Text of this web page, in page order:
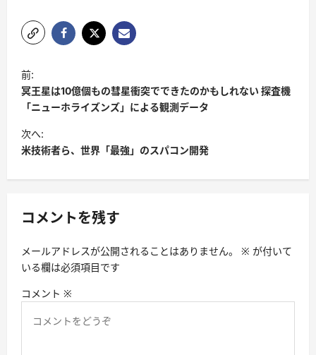
前:
冥王星は10億個もの彗星衝突でできたのかもしれない 探査機
「ニューホライズンズ」による観測データ
次へ:
米技術者ら、世界「最強」のスパコン開発
コメントを残す
メールアドレスが公開されることはありません。 ※ が付いて
いる欄は必須項目です
コメント ※